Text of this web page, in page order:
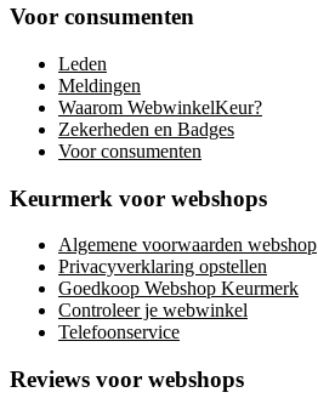
Voor consumenten
Leden
Meldingen
Waarom WebwinkelKeur?
Zekerheden en Badges
Voor consumenten
Keurmerk voor webshops
Algemene voorwaarden webshop
Privacyverklaring opstellen
Goedkoop Webshop Keurmerk
Controleer je webwinkel
Telefoonservice
Reviews voor webshops